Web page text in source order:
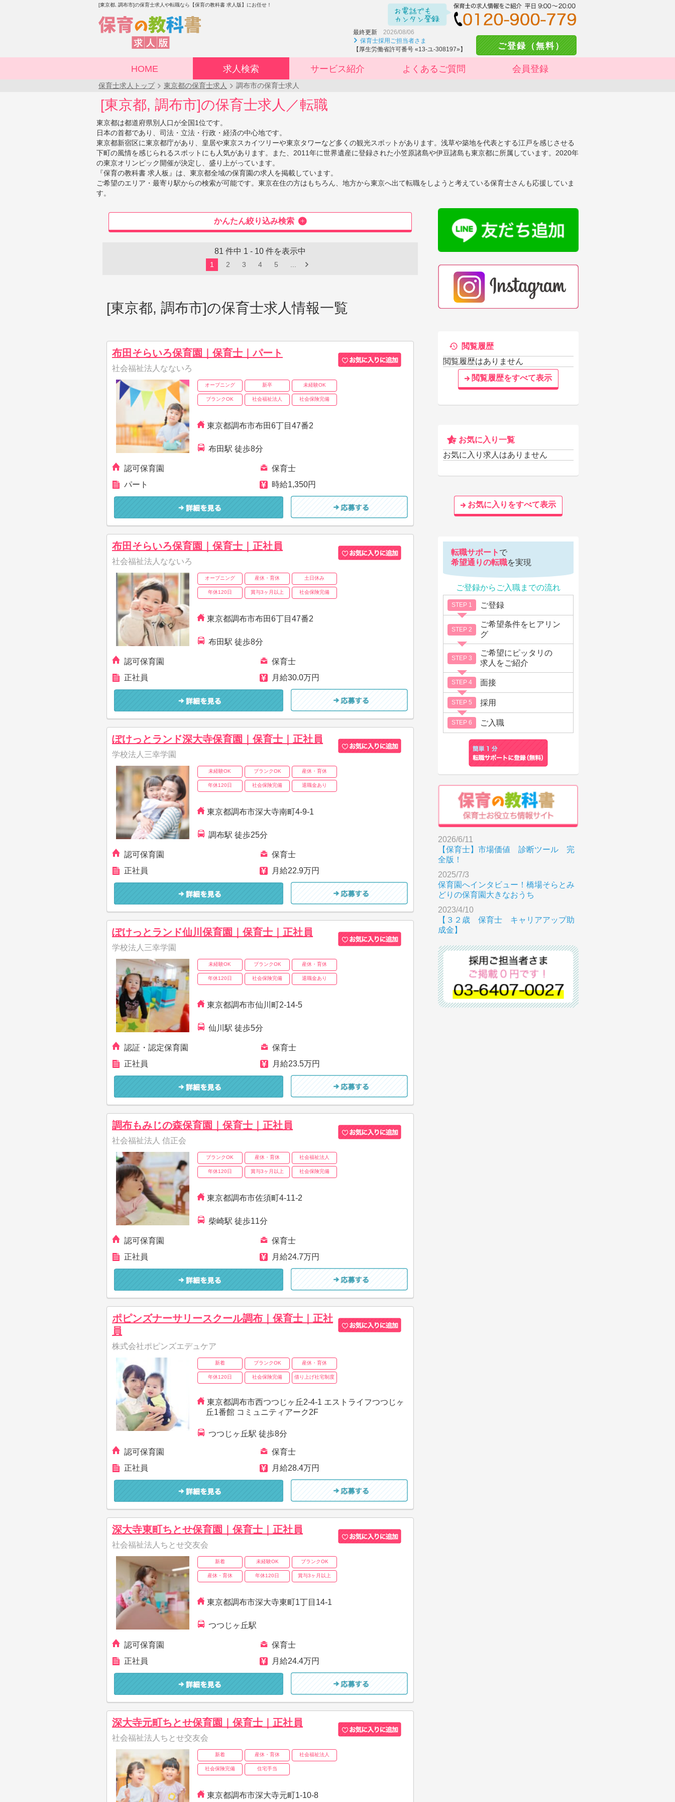
[東京都, 調布市]の保育士求人や転職なら【保育の教科書 求人版】にお任せ！
最終更新
2026/08/06
保育士採用ご担当者さま
【厚生労働省許可番号 «13-ユ-308197»】
ご登録（無料）
HOME 求人検索 サービス紹介 よくあるご質問 会員登録
保育士求人トップ 東京都の保育士求人 調布市の保育士求人
[東京都, 調布市]の保育士求人／転職
東京都は都道府県別人口が全国1位です。
日本の首都であり、司法・立法・行政・経済の中心地です。
東京都新宿区に東京都庁があり、皇居や東京スカイツリーや東京タワーなど多くの観光スポットがあります。浅草や築地を代表とする江戸を感じさせる
下町の風情を感じられるスポットにも人気があります。また、2011年に世界遺産に登録された小笠原諸島や伊豆諸島も東京都に所属しています。2020年
の東京オリンピック開催が決定し、盛り上がっています。
『保育の教科書 求人板』は、東京都全域の保育園の求人を掲載しています。
ご希望のエリア・最寄り駅からの検索が可能です。東京在住の方はもちろん、地方から東京へ出て転職をしようと考えている保育士さんも応援していま
す。
かんたん絞り込み検索
81 件中 1 - 10 件を表示中
1 2 3 4 5
[東京都, 調布市]の保育士求人情報一覧
布田そらいろ保育園｜保育士｜パート
社会福祉法人なないろ
オープニング 新卒 未経験OK
ブランクOK 社会福祉法人 社会保険完備
東京都調布市布田6丁目47番2
布田駅 徒歩8分
認可保育園
保育士
パート
時給1,350円
布田そらいろ保育園｜保育士｜正社員
社会福祉法人なないろ
オープニング 産休・育休 土日休み
年休120日 賞与3ヶ月以上 社会保険完備
東京都調布市布田6丁目47番2
布田駅 徒歩8分
認可保育園
保育士
正社員
月給30.0万円
ぽけっとランド深大寺保育園｜保育士｜正社員
学校法人三幸学園
未経験OK ブランクOK 産休・育休
年休120日 社会保険完備 退職金あり
東京都調布市深大寺南町4-9-1
調布駅 徒歩25分
認可保育園
保育士
正社員
月給22.9万円
学校法人三幸学園
未経験OK ブランクOK 産休・育休
年休120日 社会保険完備 退職金あり
東京都調布市仙川町2-14-5
仙川駅 徒歩5分
認証・認定保育園
保育士
正社員
月給23.5万円
調布もみじの森保育園｜保育士｜正社員
社会福祉法人 信正会
ブランクOK 産休・育休 社会福祉法人
年休120日 賞与3ヶ月以上 社会保険完備
東京都調布市佐須町4‐11‐2
柴崎駅 徒歩11分
認可保育園
保育士
正社員
月給24.7万円
ポピンズナーサリースクール調布｜保育士｜正社
員
株式会社ポピンズエデュケア
新着 ブランクOK 産休・育休
年休120日 社会保険完備 借り上げ社宅制度
東京都調布市西つつじヶ丘2-4-1 エストライフつつじヶ
丘1番館 コミュニティアーク2F
つつじヶ丘駅 徒歩8分
認可保育園
保育士
正社員
月給28.4万円
深大寺東町ちとせ保育園｜保育士｜正社員
社会福祉法人ちとせ交友会
新着 未経験OK ブランクOK
産休・育休 年休120日 賞与3ヶ月以上
東京都調布市深大寺東町1丁目14-1
つつじヶ丘駅
認可保育園
保育士
正社員
月給24.4万円
深大寺元町ちとせ保育園｜保育士｜正社員
社会福祉法人ちとせ交友会
新着 産休・育休 社会福祉法人
社会保険完備 住宅手当
東京都調布市深大寺元町1-10-8
閲覧履歴
閲覧履歴はありません
閲覧履歴をすべて表示
お気に入り一覧
お気に入り求人はありません
お気に入りをすべて表示
転職サポート で
希望通りの転職を実現
ご登録からご入職までの流れ
STEP 1 ご登録
STEP 2
ご希望条件をヒアリン
グ
STEP 3
ご希望にピッタリの
求人をご紹介
STEP 4 面接
STEP 5 採用
STEP 6 ご入職
2026/6/11
【保育士】市場価値 診断ツール 完
全版！
2025/7/3
保育園へインタビュー！橋場そらとみ
どりの保育園大きなおうち
2023/4/10
【３２歳 保育士 キャリアアップ助
成金】